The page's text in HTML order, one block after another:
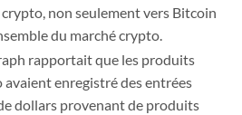
non seulement vers Bitcoin
du marché crypto.
rapportait que les produits
enregistré des entrées
dollars provenant de produits